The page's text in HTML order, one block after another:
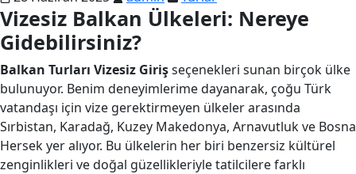
Vizesiz Balkan Ülkeleri: Nereye
Gidebilirsiniz?
Balkan Turları Vizesiz Girişseçenekleri sunan birçok ülke
bulunuyor. Benim deneyimlerime dayanarak, çoğu Türk
vatandaşı için vize gerektirmeyen ülkeler arasında
Sırbistan, Karadağ, Kuzey Makedonya, Arnavutluk ve Bosna
Hersek yer alıyor. Bu ülkelerin her biri benzersiz kültürel
zenginlikleri ve doğal güzellikleriyle tatilcilere farklı